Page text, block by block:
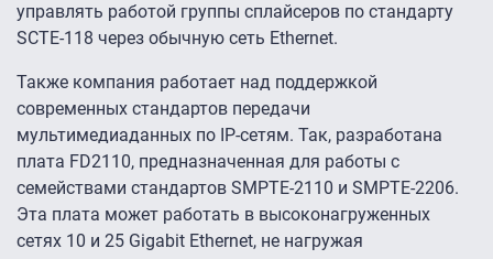
управлять работой группы сплайсеров по стандарту
SCTE-118 через обычную сеть Ethernet.
Также компания работает над поддержкой
современных стандартов передачи
мультимедиаданных по IP-сетям. Так, разработана
плата FD2110, предназначенная для работы с
семействами стандартов SMPTE-2110 и SMPTE-2206.
Эта плата может работать в высоконагруженных
сетях 10 и 25 Gigabit Ethernet, не нагружая